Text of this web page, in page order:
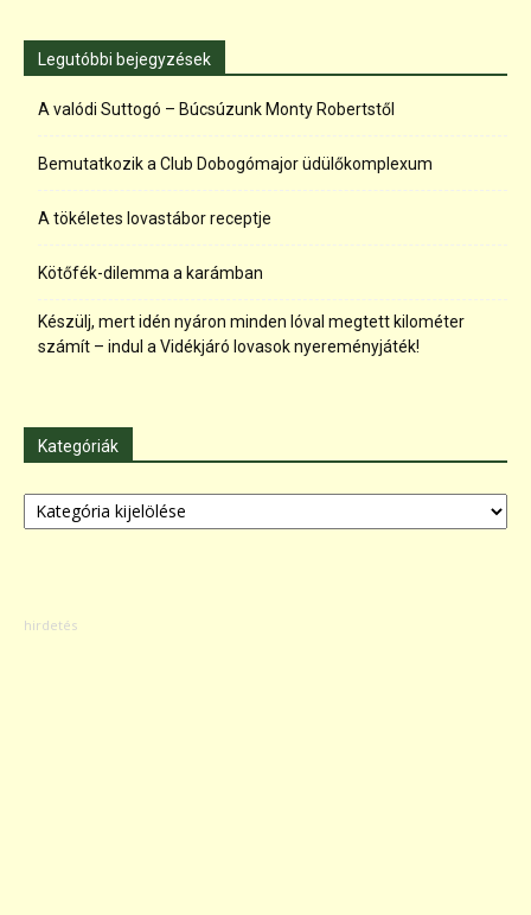
Legutóbbi bejegyzések
A valódi Suttogó – Búcsúzunk Monty Robertstől
Bemutatkozik a Club Dobogómajor üdülőkomplexum
A tökéletes lovastábor receptje
Kötőfék-dilemma a karámban
Készülj, mert idén nyáron minden lóval megtett kilométer
számít – indul a Vidékjáró lovasok nyereményjáték!
Kategóriák
Kategóriák